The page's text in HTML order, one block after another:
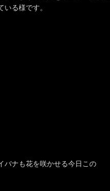
る様です。
バナも花を咲かせる今日この